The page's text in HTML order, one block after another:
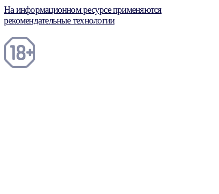
На информационном ресурсе применяются
рекомендательные технологии